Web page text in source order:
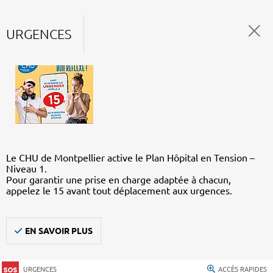
URGENCES
Le CHU de Montpellier active le Plan Hôpital en Tension –
Niveau 1.
Pour garantir une prise en charge adaptée à chacun,
appelez le 15 avant tout déplacement aux urgences.
EN SAVOIR PLUS
URGENCES ACCÈS RAPIDES